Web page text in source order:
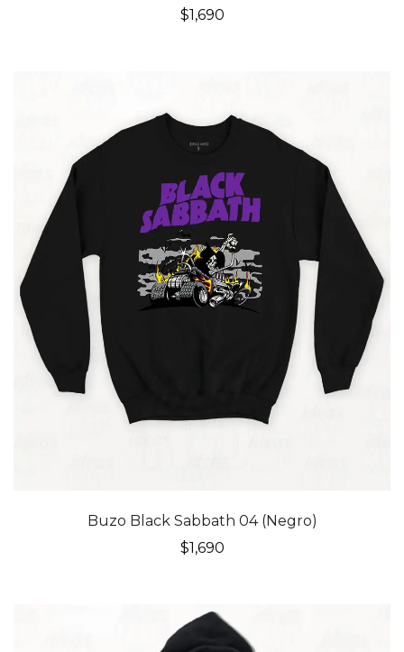
$1,690
Buzo Black Sabbath 04 (Negro)
$1,690